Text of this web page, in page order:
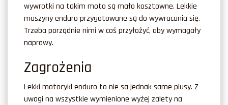
wywrotki na takim moto są mało kosztowne. Lekkie
maszyny enduro przygotowane są do wywracania się.
Trzeba porządnie nimi w coś przyłożyć, aby wymagały
naprawy.
Zagrożenia
Lekki motocykl enduro to nie są jednak same plusy. Z
uwagi na wszystkie wymienione wyżej zalety na